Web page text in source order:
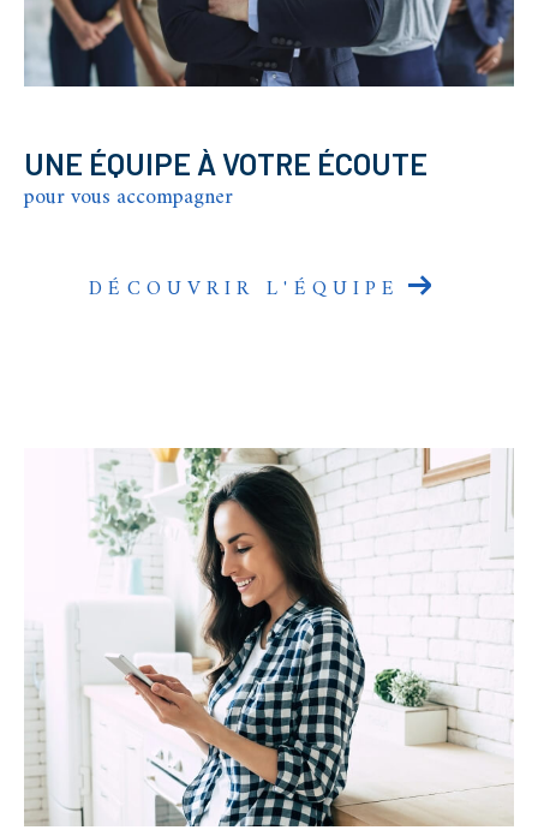
UNE ÉQUIPE À VOTRE ÉCOUTE
pour vous accompagner
DÉCOUVRIR L'ÉQUIPE